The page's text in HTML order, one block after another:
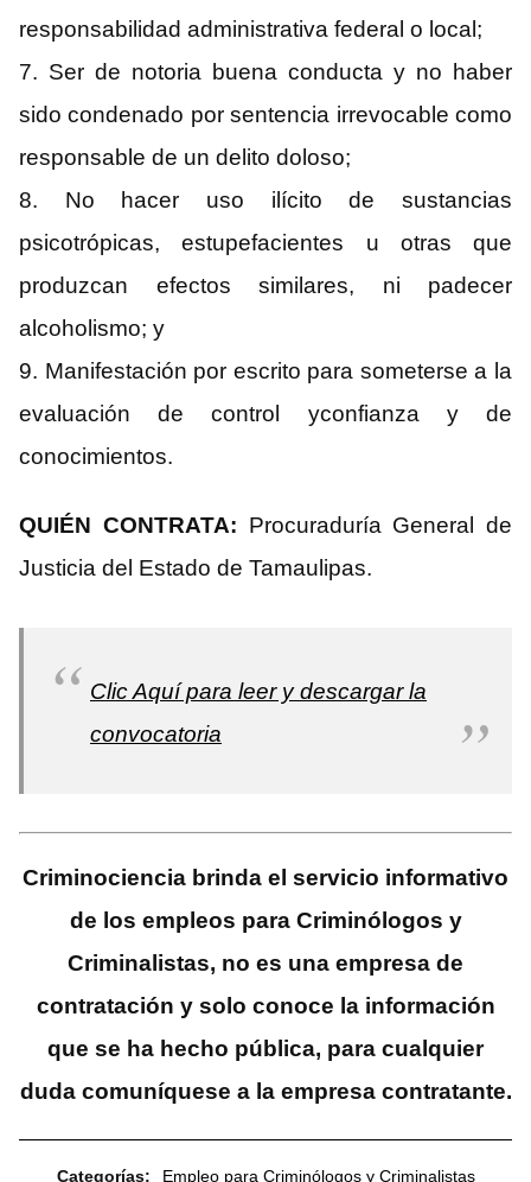
responsabilidad administrativa federal o local;
7. Ser de notoria buena conducta y no haber
sido condenado por sentencia irrevocable como
responsable de un delito doloso;
8. No hacer uso ilícito de sustancias
psicotrópicas, estupefacientes u otras que
produzcan efectos similares, ni padecer
alcoholismo; y
9. Manifestación por escrito para someterse a la
evaluación de control yconfianza y de
conocimientos.
QUIÉN CONTRATA: Procuraduría General de
Justicia del Estado de Tamaulipas.
Clic Aquí para leer y descargar la
convocatoria
Criminociencia brinda el servicio informativo
de los empleos para Criminólogos y
Criminalistas, no es una empresa de
contratación y solo conoce la información
que se ha hecho pública, para cualquier
duda comuníquese a la empresa contratante.
Categorías: Empleo para Criminólogos y Criminalistas